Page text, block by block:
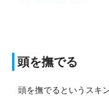
頭を撫でる
頭を撫でるというスキ